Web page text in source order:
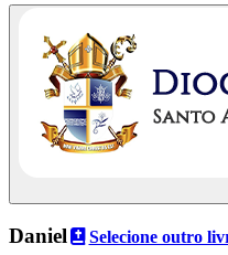
Daniel Selecione outro